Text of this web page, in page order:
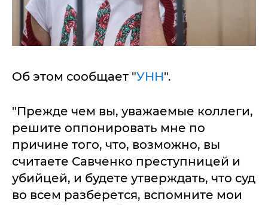
Об этом сообщает "УНН".
"Прежде чем вы, уважаемые коллеги,
решите оппонировать мне по
причине того, что, возможно, вы
считаете Савченко преступницей и
убийцей, и будете утверждать, что суд
во всем разберется, вспомните мои